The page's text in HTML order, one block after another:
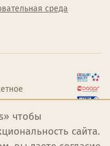
среда
чтобы
сайта.